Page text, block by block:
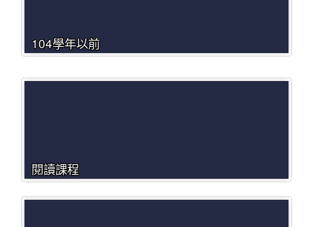
104學年以前
閱讀課程